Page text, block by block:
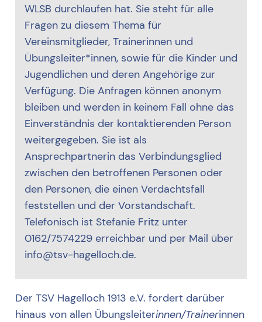
WLSB durchlaufen hat. Sie steht für alle
Fragen zu diesem Thema für
Vereinsmitglieder, Trainerinnen und
Übungsleiter*innen, sowie für die Kinder und
Jugendlichen und deren Angehörige zur
Verfügung. Die Anfragen können anonym
bleiben und werden in keinem Fall ohne das
Einverständnis der kontaktierenden Person
weitergegeben. Sie ist als
Ansprechpartnerin das Verbindungsglied
zwischen den betroffenen Personen oder
den Personen, die einen Verdachtsfall
feststellen und der Vorstandschaft.
Telefonisch ist Stefanie Fritz unter
0162/7574229 erreichbar und per Mail über
info@tsv-hagelloch.de.
Der TSV Hagelloch 1913 e.V. fordert darüber
hinaus von allen Übungsleiterinnen/Trainerinnen